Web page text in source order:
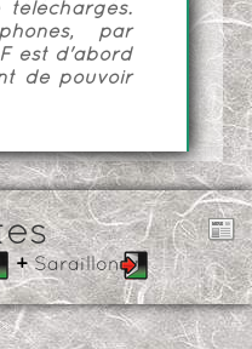
téléchargés.
par
est d'abord
de pouvoir
+Saraillon